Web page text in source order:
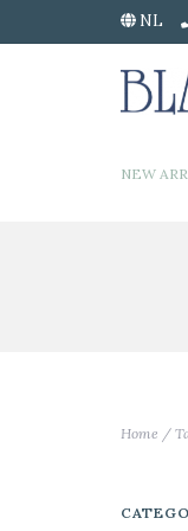
NL
NEW
Home /